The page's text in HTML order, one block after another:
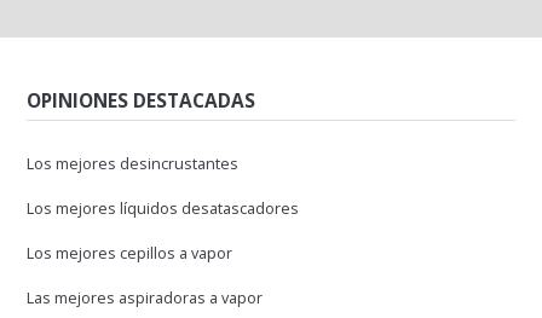
OPINIONES DESTACADAS
Los mejores desincrustantes
Los mejores líquidos desatascadores
Los mejores cepillos a vapor
Las mejores aspiradoras a vapor